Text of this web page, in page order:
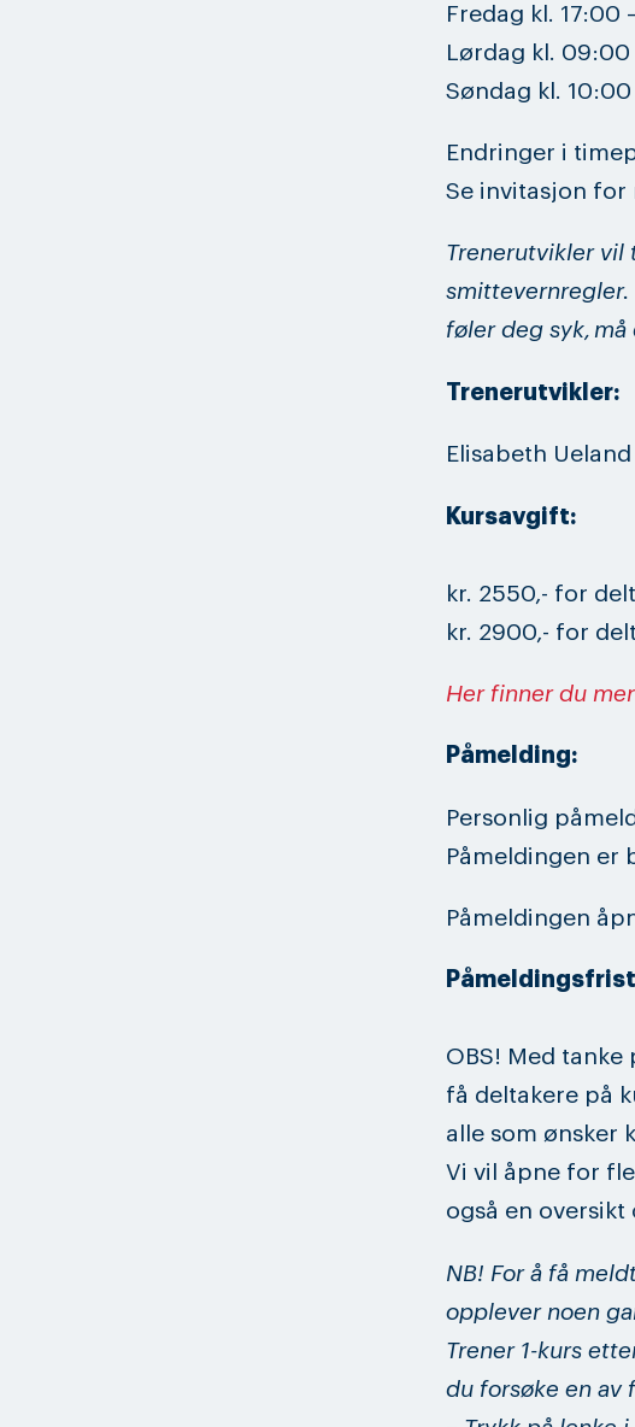
Fredag kl. 17:00
Lørdag kl. 09:00
Søndag kl. 10:00
Endringer i
Se invitasjon for
Trenerutvikler vil
smittevernregler.
føler deg syk,
Trenerutvikler:
Elisabeth Ueland
Kursavgift:
kr. 2550,- for
kr. 2900,- for
Her finner du
Påmelding:
Personlig
Påmeldingen er
Påmeldingen
OBS! Med
få deltakere på
alle som ønsker
Vi vil åpne for
også en
NB! For å få
opplever noen
Trener 1-kurs
du forsøke en av